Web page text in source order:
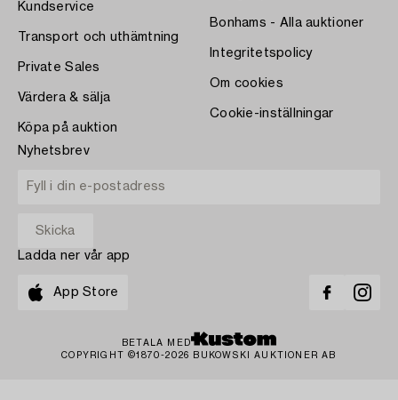
Kundservice
Transport och uthämtning
Private Sales
Värdera & sälja
Köpa på auktion
Bonhams - Alla auktioner
Integritetspolicy
Om cookies
Cookie-inställningar
Nyhetsbrev
Ladda ner vår app
App Store
BETALA MED
COPYRIGHT ©1870-2026 BUKOWSKI AUKTIONER AB